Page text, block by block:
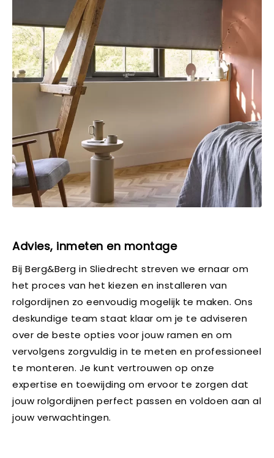
Advies, inmeten en montage
Bij Berg&Berg in Sliedrecht streven we ernaar om
het proces van het kiezen en installeren van
rolgordijnen zo eenvoudig mogelijk te maken. Ons
deskundige team staat klaar om je te adviseren
over de beste opties voor jouw ramen en om
vervolgens zorgvuldig in te meten en professioneel
te monteren. Je kunt vertrouwen op onze
expertise en toewijding om ervoor te zorgen dat
jouw rolgordijnen perfect passen en voldoen aan al
jouw verwachtingen.